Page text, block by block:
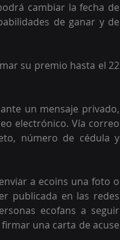
cambiar la fecha de
de ganar y de
su premio hasta el 22
un mensaje privado,
electrónico. Vía correo
número de cédula y
a ecoins una foto o
publicada en las redes
ecofans a seguir
una carta de acuse